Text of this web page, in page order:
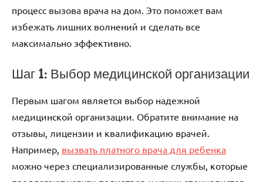
процесс вызова врача на дом. Это поможет вам
избежать лишних волнений и сделать все
максимально эффективно.
Шаг 1: Выбор медицинской организации
Первым шагом является выбор надежной
медицинской организации. Обратите внимание на
отзывы, лицензии и квалификацию врачей.
Например, вызвать платного врача для ребенка
можно через специализированные службы, которые